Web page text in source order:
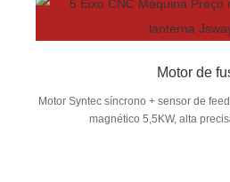
Motor de
Motor Syntec síncrono + sensor de
magnético 5,5KW, alta